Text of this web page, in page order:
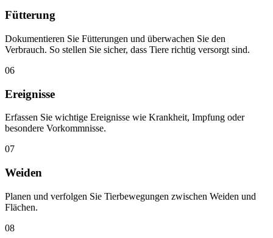
Fütterung
Dokumentieren Sie Fütterungen und überwachen Sie den
Verbrauch. So stellen Sie sicher, dass Tiere richtig versorgt sind.
06
Ereignisse
Erfassen Sie wichtige Ereignisse wie Krankheit, Impfung oder
besondere Vorkommnisse.
07
Weiden
Planen und verfolgen Sie Tierbewegungen zwischen Weiden und
Flächen.
08